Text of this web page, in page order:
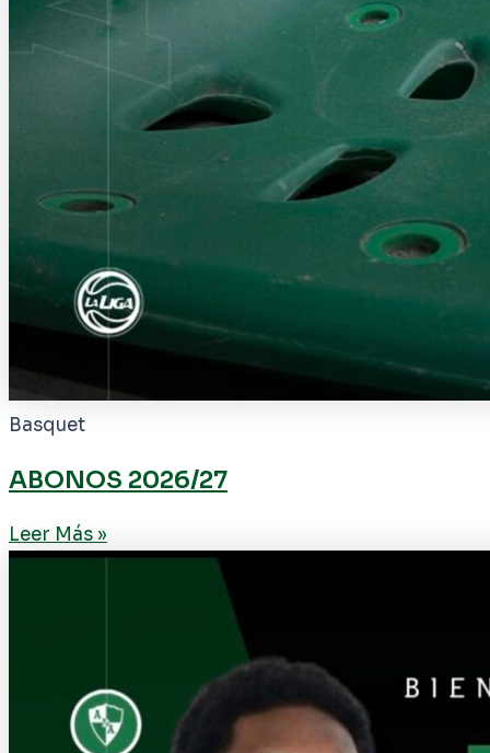
Basquet
ABONOS 2026/27
Leer Más »